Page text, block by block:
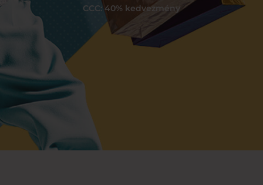
CCC: 40% kedvezmény